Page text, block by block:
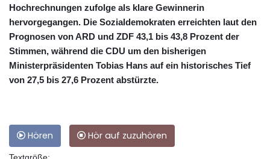
Hochrechnungen zufolge als klare Gewinnerin
hervorgegangen. Die Sozialdemokraten erreichten laut den
Prognosen von ARD und ZDF 43,1 bis 43,8 Prozent der
Stimmen, während die CDU um den bisherigen
Ministerpräsidenten Tobias Hans auf ein historisches Tief
von 27,5 bis 27,6 Prozent abstürzte.
Hören Hör auf zuzuhören